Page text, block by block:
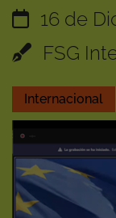
16 de
FSG
Internacional